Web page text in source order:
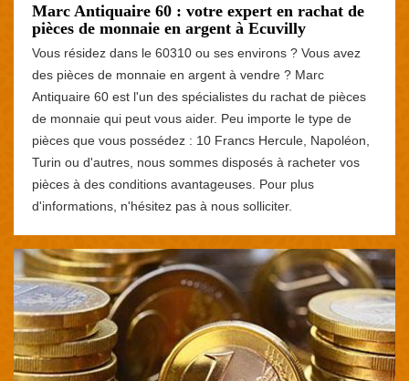
Marc Antiquaire 60 : votre expert en rachat de
pièces de monnaie en argent à Ecuvilly
Vous résidez dans le 60310 ou ses environs ? Vous avez
des pièces de monnaie en argent à vendre ? Marc
Antiquaire 60 est l'un des spécialistes du rachat de pièces
de monnaie qui peut vous aider. Peu importe le type de
pièces que vous possédez : 10 Francs Hercule, Napoléon,
Turin ou d'autres, nous sommes disposés à racheter vos
pièces à des conditions avantageuses. Pour plus
d'informations, n'hésitez pas à nous solliciter.